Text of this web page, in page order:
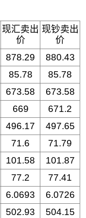
现汇卖出
价
现钞卖出
价
878.29
880.43
85.78
85.78
673.58
673.58
669
671.2
496.17
497.65
71.6
71.79
101.58
101.87
77.2
77.41
6.0693
6.0726
502.93
504.15